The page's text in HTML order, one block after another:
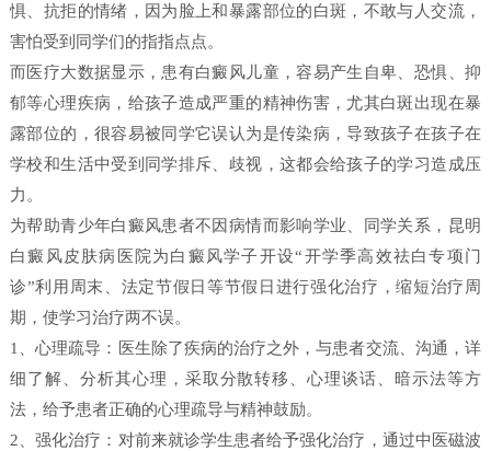
惧、抗拒的情绪，因为脸上和暴露部位的白斑，不敢与人交流，
害怕受到同学们的指指点点。
而医疗大数据显示，患有白癜风儿童，容易产生自卑、恐惧、抑
郁等心理疾病，给孩子造成严重的精神伤害，尤其白斑出现在暴
露部位的，很容易被同学它误认为是传染病，导致孩子在孩子在
学校和生活中受到同学排斥、歧视，这都会给孩子的学习造成压
力。
为帮助青少年白癜风患者不因病情而影响学业、同学关系，昆明
白癜风皮肤病医院为白癜风学子开设“开学季高效祛白专项门
诊”利用周末、法定节假日等节假日进行强化治疗，缩短治疗周
期，使学习治疗两不误。
1、心理疏导：医生除了疾病的治疗之外，与患者交流、沟通，详
细了解、分析其心理，采取分散转移、心理谈话、暗示法等方
法，给予患者正确的心理疏导与精神鼓励。
2、强化治疗：对前来就诊学生患者给予强化治疗，通过中医磁波